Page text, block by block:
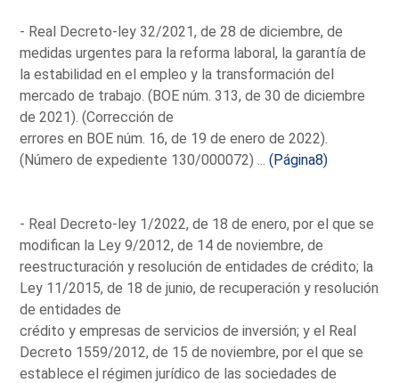
- Real Decreto-ley 32/2021, de 28 de diciembre, de
medidas urgentes para la reforma laboral, la garantía de
la estabilidad en el empleo y la transformación del
mercado de trabajo. (BOE núm. 313, de 30 de diciembre
de 2021). (Corrección de
errores en BOE núm. 16, de 19 de enero de 2022).
(Número de expediente 130/000072) ...(Página8)
- Real Decreto-ley 1/2022, de 18 de enero, por el que se
modifican la Ley 9/2012, de 14 de noviembre, de
reestructuración y resolución de entidades de crédito; la
Ley 11/2015, de 18 de junio, de recuperación y resolución
de entidades de
crédito y empresas de servicios de inversión; y el Real
Decreto 1559/2012, de 15 de noviembre, por el que se
establece el régimen jurídico de las sociedades de